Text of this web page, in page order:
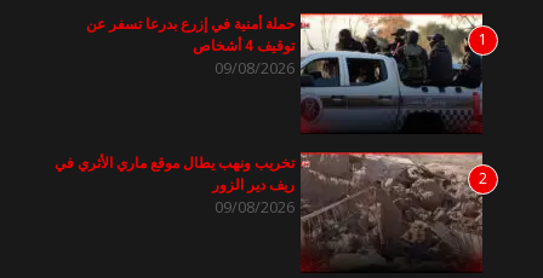
1
حملة أمنية في إزرع بدرعا تسفر عن
توقيف 4 أشخاص
09/08/2026
2
تخريب ونهب يطال موقع ماري الأثري في
ريف دير الزور
09/08/2026